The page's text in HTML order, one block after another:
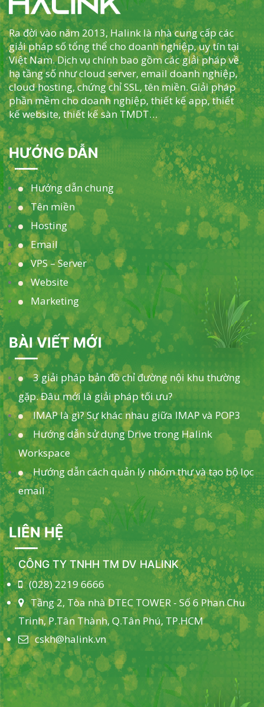
Ra đời vào năm 2013, Halink là nhà cung cấp các
giải pháp số tổng thể cho doanh nghiệp, uy tín tại
Việt Nam. Dịch vụ chính bao gồm các giải pháp về
hạ tầng số như cloud server, email doanh nghiệp,
cloud hosting, chứng chỉ SSL, tên miền. Giải pháp
phần mềm cho doanh nghiệp, thiết kế app, thiết
kế website, thiết kế sàn TMDT…
HƯỚNG DẪN
Hướng dẫn chung
Tên miền
Hosting
Email
VPS – Server
Website
Marketing
BÀI VIẾT MỚI
3 giải pháp bản đồ chỉ đường nội khu thường
gặp. Đâu mới là giải pháp tối ưu?
IMAP là gì? Sự khác nhau giữa IMAP và POP3
Hướng dẫn sử dụng Drive trong Halink
Workspace
Hướng dẫn cách quản lý nhóm thư và tạo bộ lọc
email
LIÊN HỆ
CÔNG TY TNHH TM DV HALINK
(028) 2219 6666
Tầng 2, Tòa nhà DTEC TOWER - Số 6 Phan Chu
Trinh, P.Tân Thành, Q.Tân Phú, TP.HCM
cskh@halink.vn